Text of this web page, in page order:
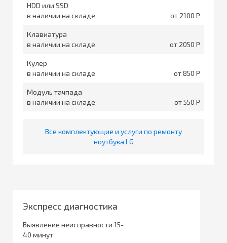
HDD или SSD
в наличии на складе
от 2100
Клавиатура
в наличии на складе
от 2050
Кулер
в наличии на складе
от 850
Модуль тачпада
в наличии на складе
от 550
Все комплектующие и услуги по ремонту
ноутбука LG
Экспресс диагностика
Выявление неисправности 15-
40 минут